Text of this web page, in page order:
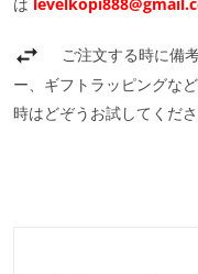
ご注文する時に備
ー、ギフトラッピングな
時はどぞうお試してくださ